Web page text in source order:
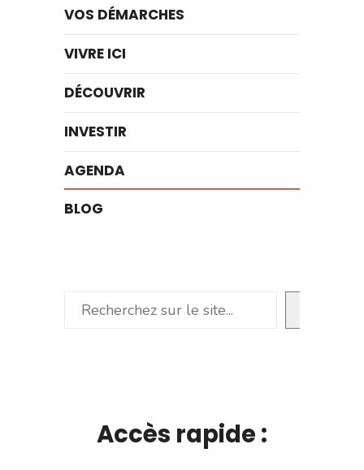
VOS DÉMARCHES
VIVRE ICI
DÉCOUVRIR
INVESTIR
AGENDA
BLOG
Rechercher
Accès rapide :